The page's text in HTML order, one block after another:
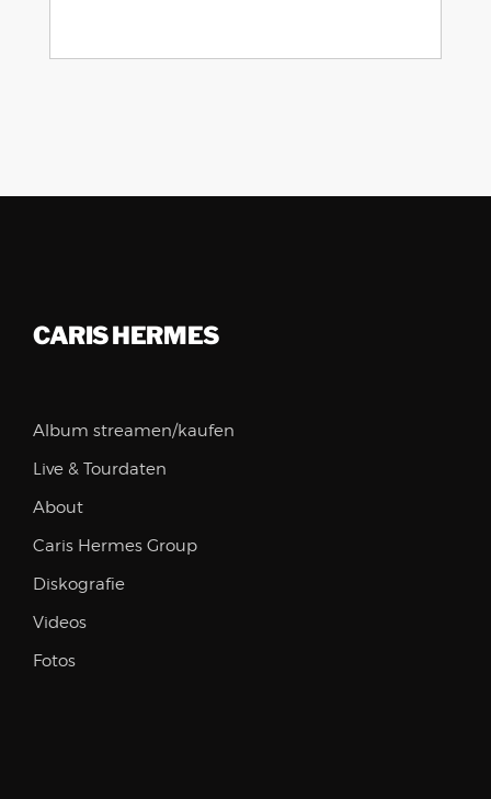
CARIS HERMES
Album streamen/kaufen
Live & Tourdaten
About
Caris Hermes Group
Diskografie
Videos
Fotos